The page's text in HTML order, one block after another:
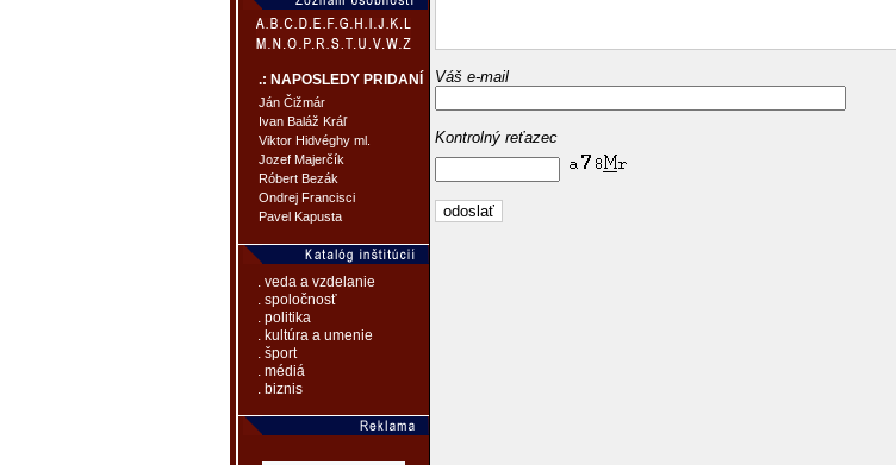
.: NAPOSLEDY PRIDANÍ
Ján Čižmár
Ivan Baláž Kráľ
Viktor Hidvéghy ml.
Jozef Majerčík
Róbert Bezák
Ondrej Francisci
Pavel Kapusta
. veda a vzdelanie
. spoločnosť
. politika
. kultúra a umenie
. šport
. médiá
. biznis
Váš e-mail
Kontrolný reťazec